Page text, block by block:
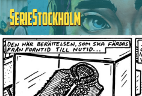
Hoppa
till
innehåll